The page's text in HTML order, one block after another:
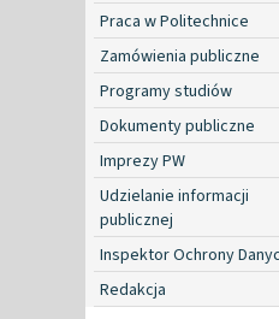
Praca w Politechnice
Zamówienia publiczne
Programy studiów
Dokumenty publiczne
Imprezy PW
Udzielanie informacji
publicznej
Inspektor Ochrony
Redakcja